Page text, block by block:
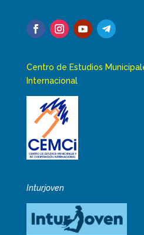
Centro de Estudios
Internacional
Inturjoven